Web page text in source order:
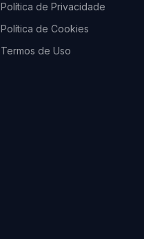
Política de Privacidade
Política de Cookies
Termos de Uso